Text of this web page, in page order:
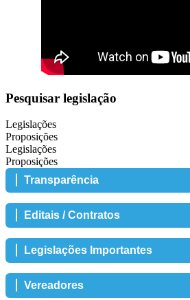
Pesquisar legislação
Legislações
Proposições
Legislações
Proposições
Transparência
Editais / Contratos
Legislações Importantes
Vereadores